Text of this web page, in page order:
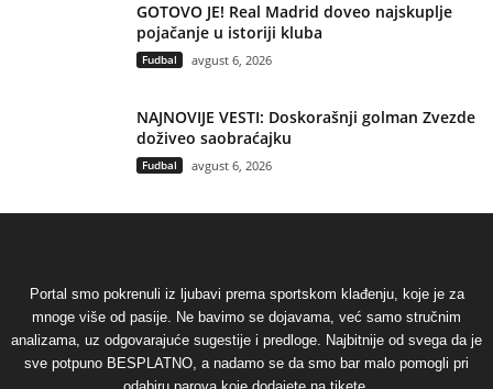
GOTOVO JE! Real Madrid doveo najskuplje
pojačanje u istoriji kluba
Fudbal avgust 6, 2026
NAJNOVIJE VESTI: Doskorašnji golman Zvezde
doživeo saobraćajku
Fudbal avgust 6, 2026
Portal smo pokrenuli iz ljubavi prema sportskom klađenju, koje je za
mnoge više od pasije. Ne bavimo se dojavama, već samo stručnim
analizama, uz odgovarajuće sugestije i predloge. Najbitnije od svega da je
sve potpuno BESPLATNO, a nadamo se da smo bar malo pomogli pri